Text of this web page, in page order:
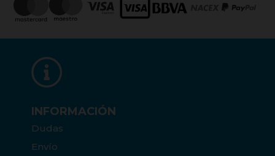
INFORMACIÓN
Dudas
Envío